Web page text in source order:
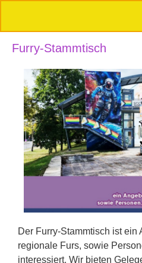
Furry-Stammtisch
Der Furry-Stammtisch ist ein
regionale Furs, sowie
interessiert. Wir bieten